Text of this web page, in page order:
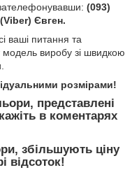
(093)
Євген.
ваші питання та
виробу зі швидкою
розмірами!
представлені
в коментарях
збільшують ціну
відсоток!